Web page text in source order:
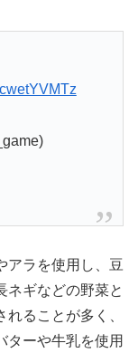
アラを使用し、豆
ネギなどの野菜と
ることが多く、
ターや牛乳を使用